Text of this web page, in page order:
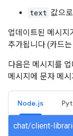
text 값으로
업데이트된 메시지
추가됩니다 (카드
다음은 메시지를
메시지에 문자 메
Node.js
chat/client-